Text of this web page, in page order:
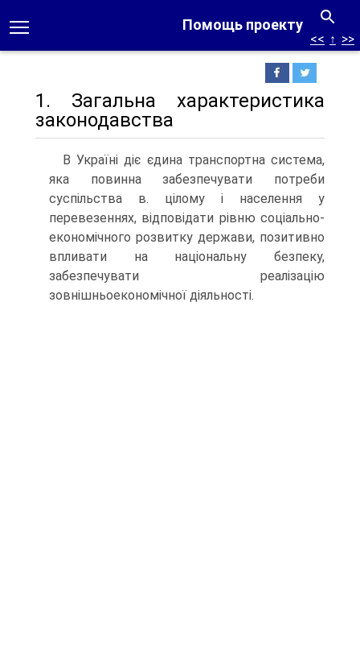
Помощь проекту
<< ↑ >>
1. Загальна характеристика
законодавства
В Україні діє єдина транспортна система,
яка повинна забезпечувати потреби
суспільства в. цілому і населення у
перевезеннях, відповідати рівню соціально-
економічного розвитку держави, позитивно
впливати на національну безпеку,
забезпечувати реалізацію
зовнішньоекономічної діяльності.